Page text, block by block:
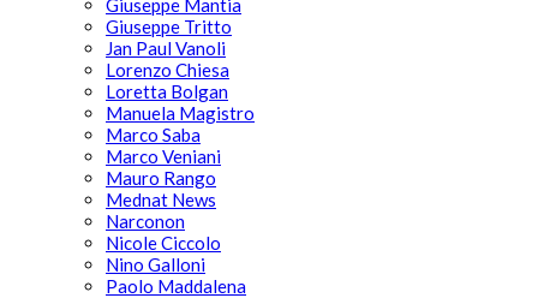
Giuseppe Mantia
Giuseppe Tritto
Jan Paul Vanoli
Lorenzo Chiesa
Loretta Bolgan
Manuela Magistro
Marco Saba
Marco Veniani
Mauro Rango
Mednat News
Narconon
Nicole Ciccolo
Nino Galloni
Paolo Maddalena